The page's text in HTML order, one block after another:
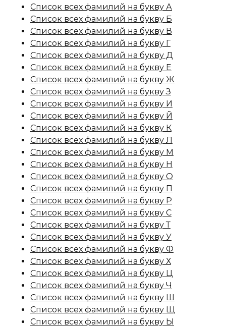
Список всех фамилий на букву А
Список всех фамилий на букву Б
Список всех фамилий на букву В
Список всех фамилий на букву Г
Список всех фамилий на букву Д
Список всех фамилий на букву Е
Список всех фамилий на букву Ж
Список всех фамилий на букву З
Список всех фамилий на букву И
Список всех фамилий на букву Й
Список всех фамилий на букву К
Список всех фамилий на букву Л
Список всех фамилий на букву М
Список всех фамилий на букву Н
Список всех фамилий на букву О
Список всех фамилий на букву П
Список всех фамилий на букву Р
Список всех фамилий на букву С
Список всех фамилий на букву Т
Список всех фамилий на букву У
Список всех фамилий на букву Ф
Список всех фамилий на букву Х
Список всех фамилий на букву Ц
Список всех фамилий на букву Ч
Список всех фамилий на букву Ш
Список всех фамилий на букву Щ
Список всех фамилий на букву Ы